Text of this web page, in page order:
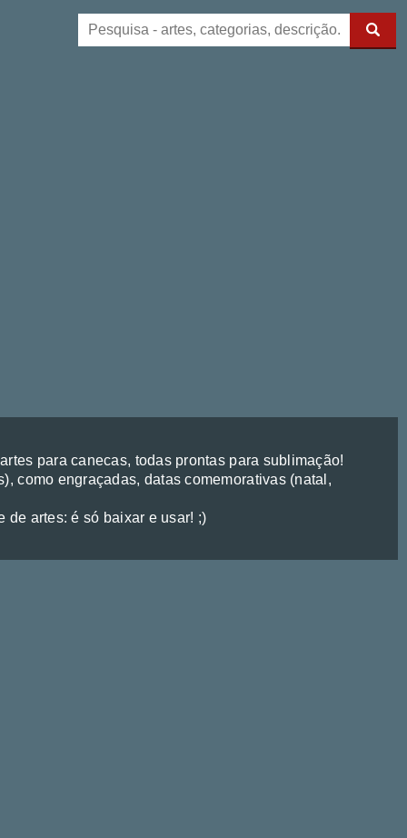
para canecas, todas prontas para sublimação!
como engraçadas, datas comemorativas (natal,
artes: é só baixar e usar! ;)